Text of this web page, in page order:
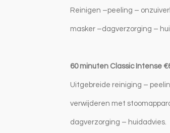
Reinigen –peeling –
masker –dagverzorging –
60 minuten Classic Intense
Uitgebreide reiniging –
verwijderen met
dagverzorging – huidadvies.